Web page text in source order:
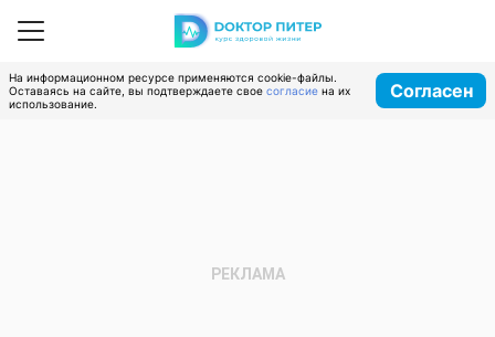
На информационном ресурсе применяются cookie-файлы.
Оставаясь на сайте, вы подтверждаете свое согласие на их
использование.
Согласен